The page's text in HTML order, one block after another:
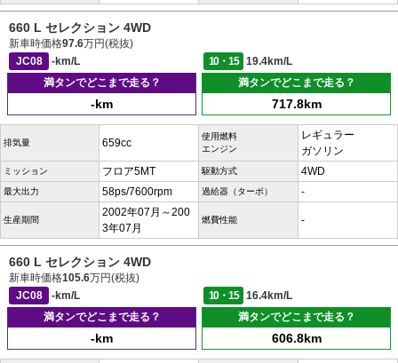
660 L セレクション 4WD
新車時価格97.6万円(税抜)
JC08
-km/L 10・15
19.4km/L
満タンでどこまで走る？
-km
満タンでどこまで走る？
717.8km
排気量 659cc
使用燃料
エンジン
レギュラー
ガソリン
ミッション フロア5MT 駆動方式 4WD
最大出力 58ps/7600rpm 過給器（ターボ） -
生産期間
2002年07月～200
3年07月
燃費性能 -
660 L セレクション 4WD
新車時価格105.6万円(税抜)
JC08
-km/L 10・15
16.4km/L
満タンでどこまで走る？
-km
満タンでどこまで走る？
606.8km